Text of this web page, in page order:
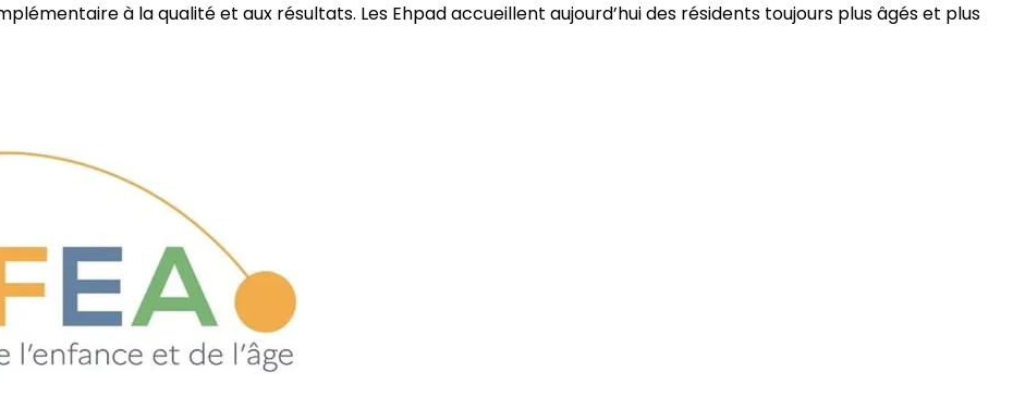
à la qualité et aux résultats. Les Ehpad accueillent aujourd’hui des résidents toujours plus âgés et plus